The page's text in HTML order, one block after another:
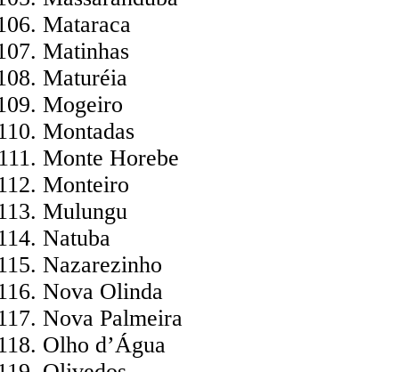
Mataraca
Matinhas
Maturéia
Mogeiro
Montadas
Monte Horebe
Monteiro
Mulungu
Natuba
Nazarezinho
Nova Olinda
Nova Palmeira
Olho d’Água